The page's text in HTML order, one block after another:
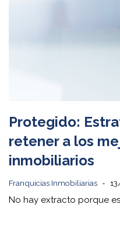
Protegido:
retener a los
inmobiliarios
Franquicias Inmobiliarias
No hay extracto porque